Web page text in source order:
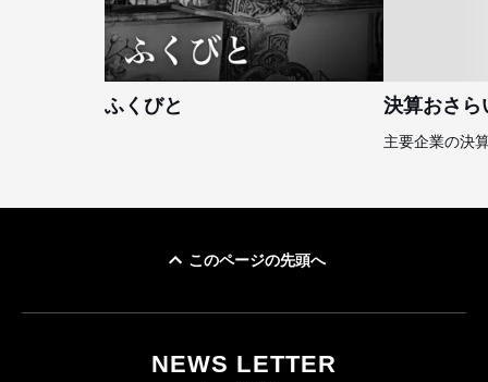
ふくびと 決算おさら
主要企業の決
このページの先頭へ
NEWS LETTER